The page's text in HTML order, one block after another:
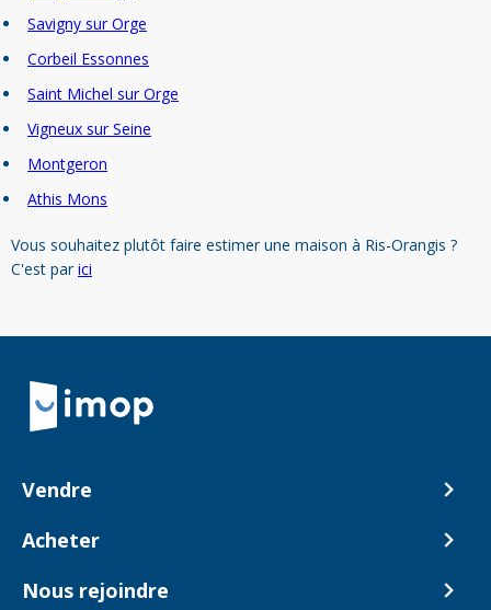
Savigny sur Orge
Corbeil Essonnes
Saint Michel sur Orge
Vigneux sur Seine
Montgeron
Athis Mons
Vous souhaitez plutôt faire estimer une maison à Ris-Orangis ?
C'est parici
Retour à la navigation principale
Vendre
Comment ça marche ?
Acheter
Biens en vente
Nous rejoindre